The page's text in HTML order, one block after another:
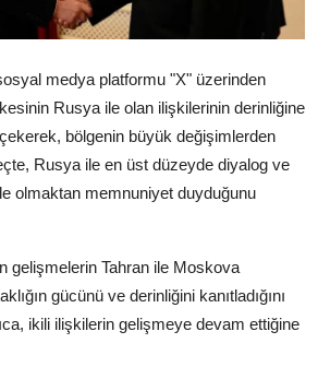
medya platformu "X" üzerinden
Rusya ile olan ilişkilerinin derinliğine
bölgenin büyük değişimlerden
Rusya ile en üst düzeyde diyalog ve
olmaktan memnuniyet duyduğunu
gelişmelerin Tahran ile Moskova
gücünü ve derinliğini kanıtladığını
ikili ilişkilerin gelişmeye devam ettiğine